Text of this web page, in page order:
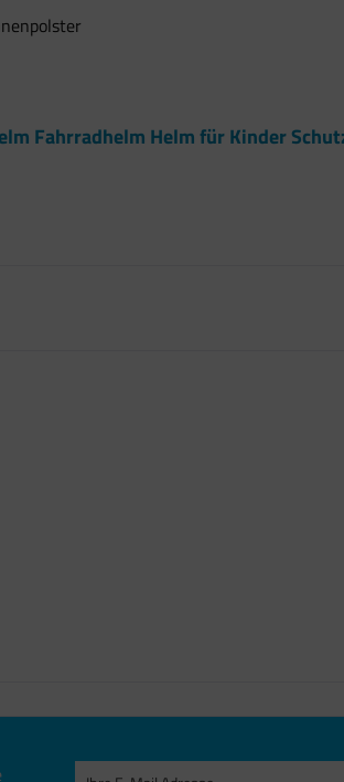
Fahrradhelm Helm für Kinder